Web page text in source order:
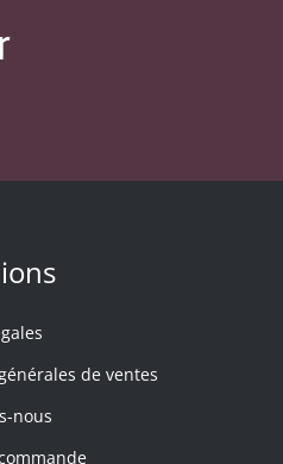
de ventes
nous